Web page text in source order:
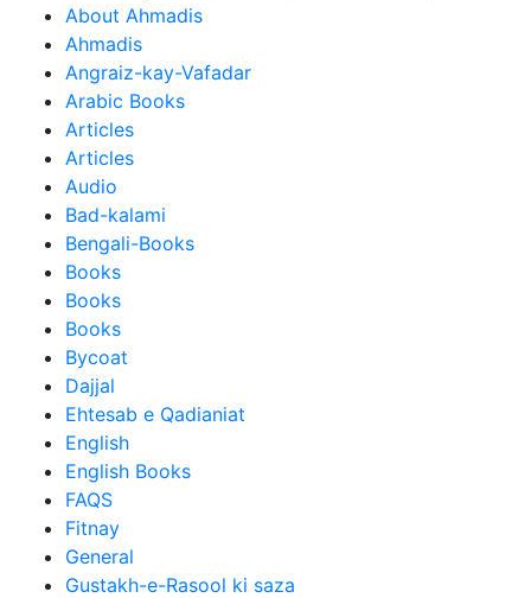
About Ahmadis
Ahmadis
Angraiz-kay-Vafadar
Arabic Books
Articles
Articles
Audio
Bad-kalami
Bengali-Books
Books
Books
Books
Bycoat
Dajjal
Ehtesab e Qadianiat
English
English Books
FAQS
Fitnay
General
Gustakh-e-Rasool ki saza